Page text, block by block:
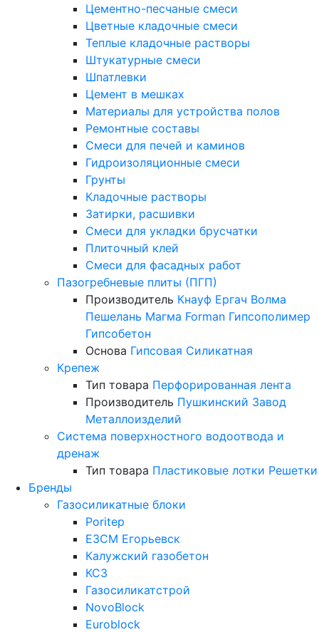
Цементно-песчаные смеси
Цветные кладочные смеси
Теплые кладочные растворы
Штукатурные смеси
Шпатлевки
Цемент в мешках
Материалы для устройства полов
Ремонтные составы
Смеси для печей и каминов
Гидроизоляционные смеси
Грунты
Кладочные растворы
Затирки, расшивки
Смеси для укладки брусчатки
Плиточный клей
Смеси для фасадных работ
Пазогребневые плиты (ПГП)
Производитель Кнауф Ергач Волма
Пешелань Магма Forman Гипсополимер
Гипсобетон
Основа Гипсовая Силикатная
Крепеж
Тип товара Перфорированная лента
Производитель Пушкинский Завод
Металлоизделий
Система поверхностного водоотвода и
дренаж
Тип товара Пластиковые лотки Решетки
Бренды
Газосиликатные блоки
Poritep
ЕЗСМ Егорьевск
Калужский газобетон
КСЗ
Газосиликатстрой
NovoBlock
Euroblock